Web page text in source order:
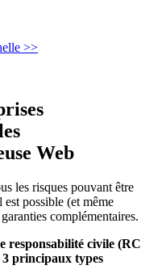
>>
Web
les risques pouvant être
possible (et même
complémentaires.
responsabilité civile (RC
principaux types